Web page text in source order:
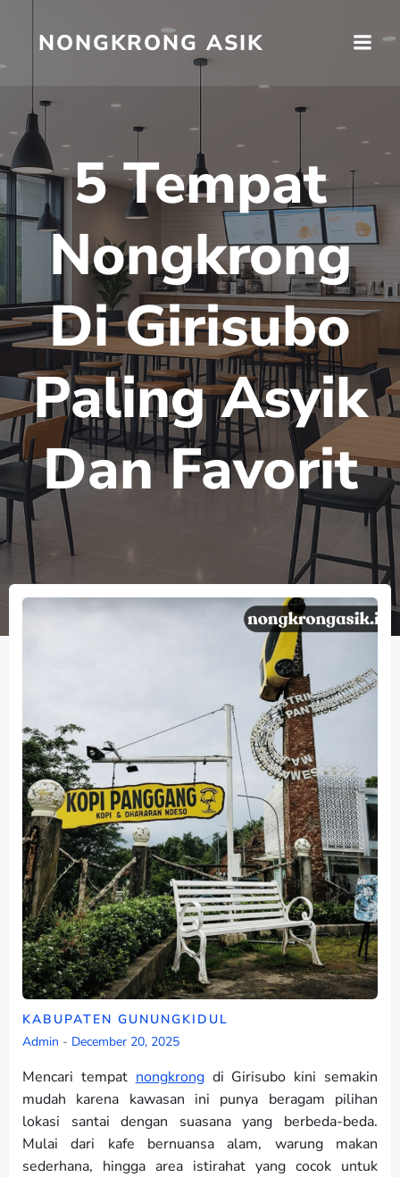
content
NONGKRONG ASIK
5 Tempat
Nongkrong
Di Girisubo
Paling Asyik
Dan Favorit
KABUPATEN GUNUNGKIDUL
Admin - December 20, 2025
Mencari tempat nongkrongdi Girisubo kini semakin
mudah karena kawasan ini punya beragam pilihan
lokasi santai dengan suasana yang berbeda-beda.
Mulai dari kafe bernuansa alam, warung makan
sederhana, hingga area istirahat yang cocok untuk